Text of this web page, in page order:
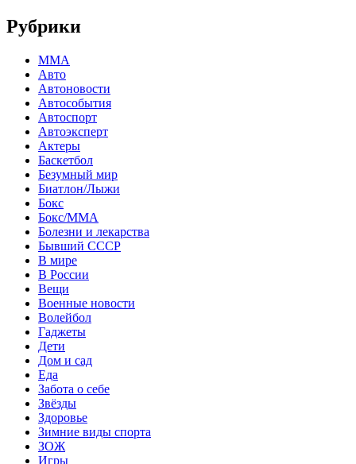
Рубрики
MMA
Авто
Автоновости
Автособытия
Автоспорт
Автоэксперт
Актеры
Баскетбол
Безумный мир
Биатлон/Лыжи
Бокс
Бокс/MMA
Болезни и лекарства
Бывший СССР
В мире
В России
Вещи
Военные новости
Волейбол
Гаджеты
Дети
Дом и сад
Еда
Забота о себе
Звёзды
Здоровье
Зимние виды спорта
ЗОЖ
Игры